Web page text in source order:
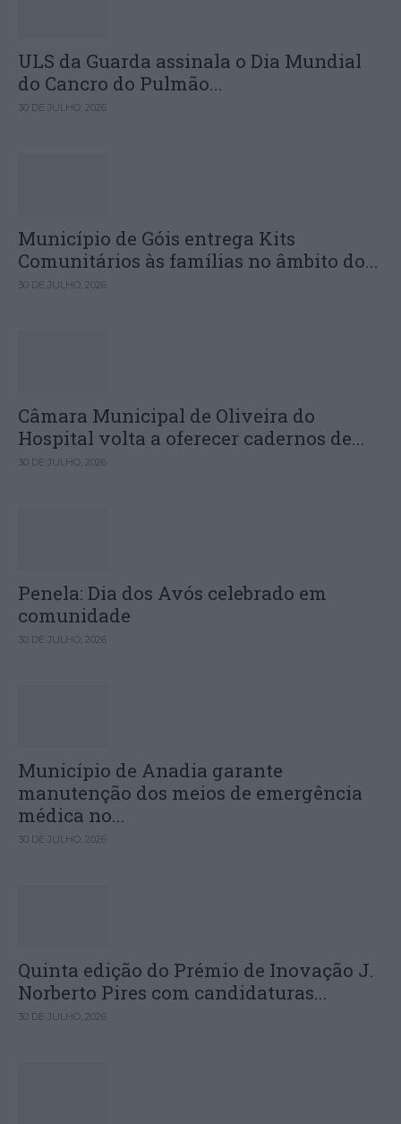
ULS da Guarda assinala o Dia Mundial
do Cancro do Pulmão...
30 DE JULHO, 2026
Município de Góis entrega Kits
Comunitários às famílias no âmbito do...
30 DE JULHO, 2026
Câmara Municipal de Oliveira do
Hospital volta a oferecer cadernos de...
30 DE JULHO, 2026
Penela: Dia dos Avós celebrado em
comunidade
30 DE JULHO, 2026
Município de Anadia garante
manutenção dos meios de emergência
médica no...
30 DE JULHO, 2026
Quinta edição do Prémio de Inovação J.
Norberto Pires com candidaturas...
30 DE JULHO, 2026